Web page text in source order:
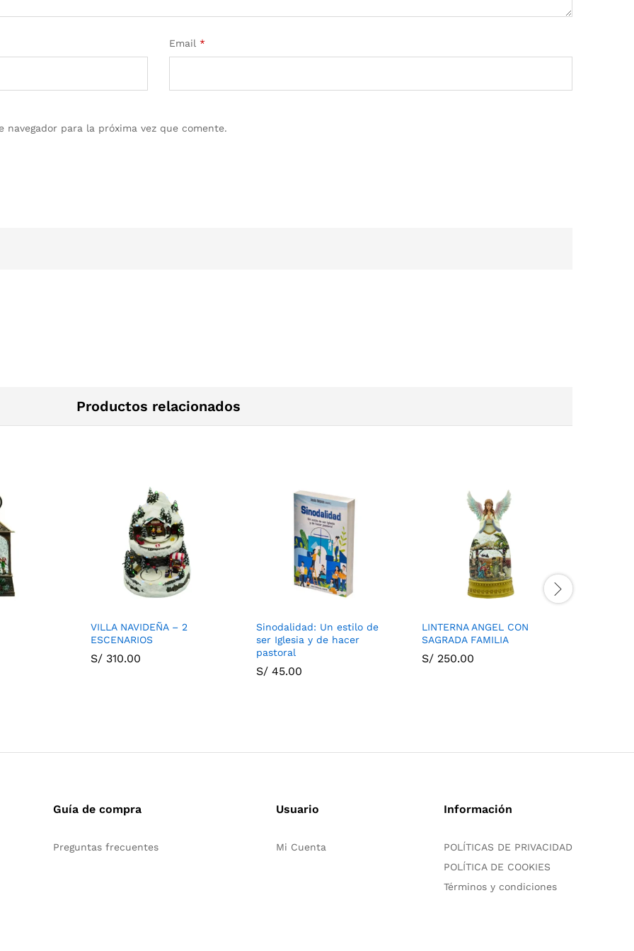
Email *
para la próxima vez que comente.
Productos relacionados
VILLA NAVIDEÑA – 2
ESCENARIOS
S/ 310.00
Sinodalidad: Un estilo de
ser Iglesia y de hacer
pastoral
S/ 45.00
LINTERNA ANGEL CON
SAGRADA FAMILIA
S/ 250.00
Guía de compra
Preguntas frecuentes
Usuario
Mi Cuenta
Información
POLÍTICAS DE PRIVACIDAD
POLÍTICA DE COOKIES
Términos y condiciones